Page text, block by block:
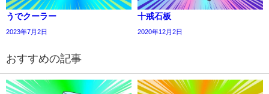
うでクーラー
2023年7月2日
十戒石板
2020年12月2日
おすすめの記事